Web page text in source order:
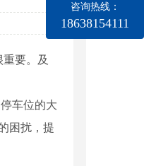
要。及
车位的大
困扰，提
咨询热线：
18638154111